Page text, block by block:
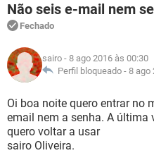
INSTAGRAM
GUIA DE COMPRAS
OUTLOOK
INSTAGRAM
GUIA DE COMPRAS
JOGOS
CELULAR
OUTLOOK
INSTAGRAM
GUIA DE COMPRAS
FÓRUM
JOGOS
CELULAR
INSTAGRAM
GUIA DE COMPRAS
GLOSSÁRIO
JOGOS
CELULAR
OUTLOOK
Não seis e-mail nem
Fechado
sairo - 8 ago 2016 às 00:30
Perfil bloqueado - 8 ago
Oi boa noite quero entrar no
email nem a senha. A última
quero voltar a usar
sairo Oliveira.